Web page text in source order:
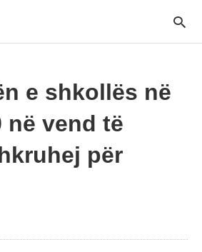
e shkollës në
në vend të
për